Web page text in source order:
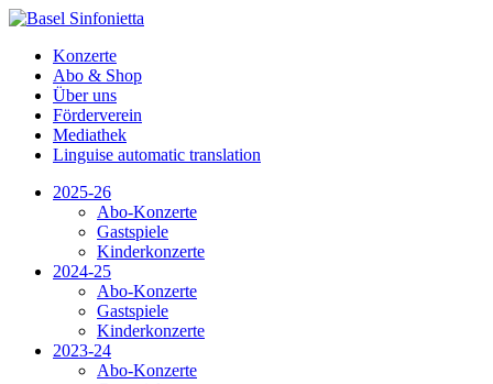
Konzerte
Abo & Shop
Über uns
Förderverein
Mediathek
Linguise automatic translation
2025-26
Abo-Konzerte
Gastspiele
Kinderkonzerte
2024-25
Abo-Konzerte
Gastspiele
Kinderkonzerte
2023-24
Abo-Konzerte